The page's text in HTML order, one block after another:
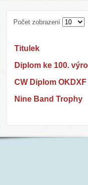
Počet zobrazení
Titulek
Diplom ke 100.
CW Diplom OKDXF
Nine Band Trophy